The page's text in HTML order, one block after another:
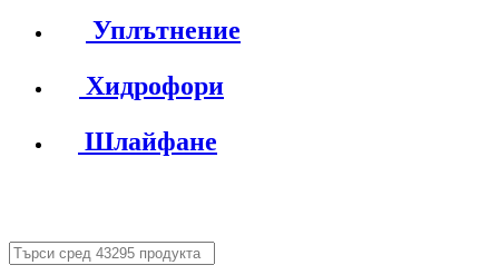
Уплътнение
Хидрофори
Шлайфане